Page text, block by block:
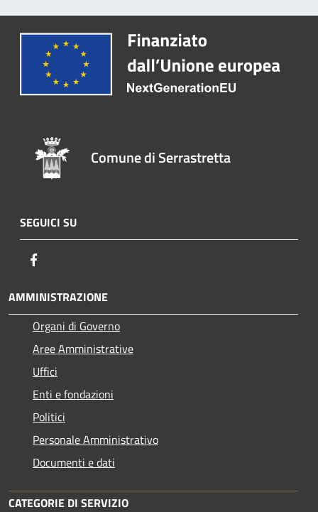
Comune di Serrastretta
SEGUICI SU
AMMINISTRAZIONE
Organi di Governo
Aree Amministrative
Uffici
Enti e fondazioni
Politici
Personale Amministrativo
Documenti e dati
CATEGORIE DI SERVIZIO